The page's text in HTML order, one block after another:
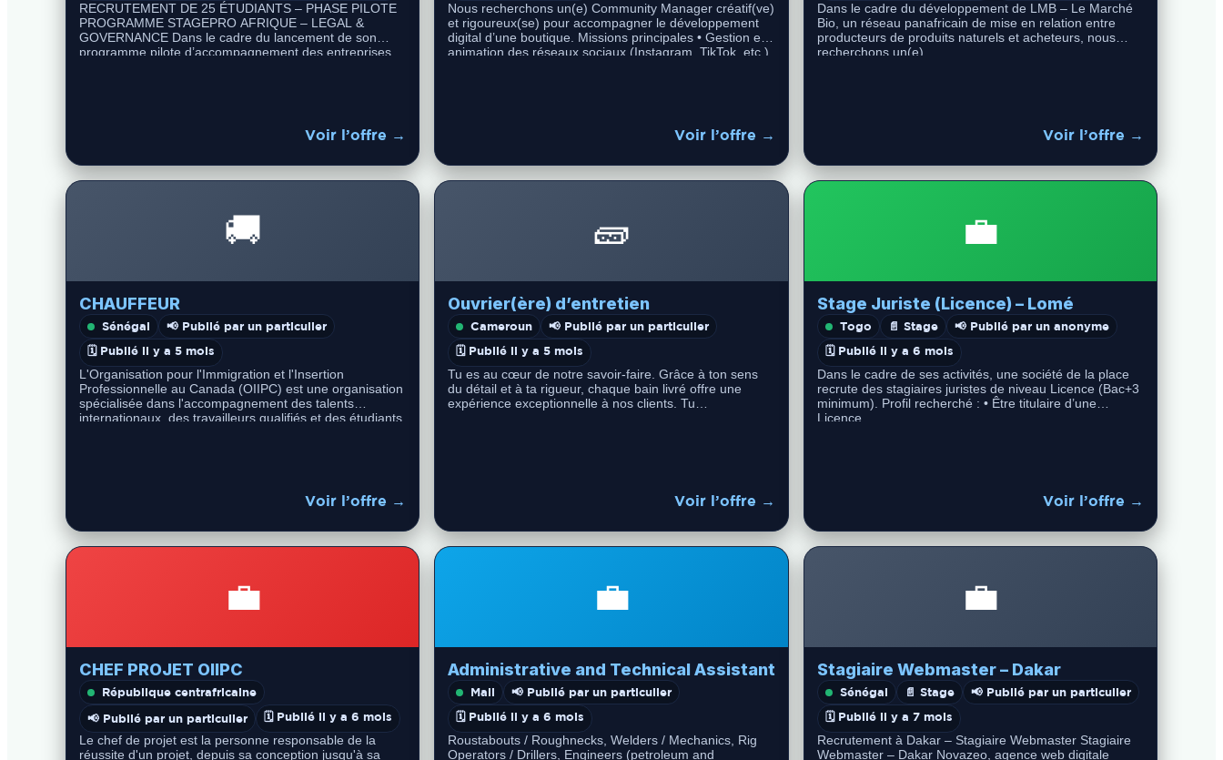
RECRUTEMENT DE 25 ÉTUDIANTS – PHASE PILOTE
PROGRAMME STAGEPRO AFRIQUE – LEGAL &
GOVERNANCE Dans le cadre du lancement de son
programme pilote d’accompagnement des entreprises
Voir l’offre →
Nous recherchons un(e) Community Manager créatif(ve)
et rigoureux(se) pour accompagner le développement
digital d’une boutique. Missions principales •⁠ ⁠Gestion et
animation des réseaux sociaux (Instagram, TikTok, etc.)
Voir l’offre →
Dans le cadre du développement de LMB – Le Marché
Bio, un réseau panafricain de mise en relation entre
producteurs de produits naturels et acheteurs, nous
recherchons un(e)…
Voir l’offre →
🚚
CHAUFFEUR
Sénégal
📢 Publié par un particulier
🗓️ Publié il y a 5 mois
L'Organisation pour l'Immigration et l'Insertion
Professionnelle au Canada (OIIPC) est une organisation
spécialisée dans l'accompagnement des talents
internationaux, des travailleurs qualifiés et des étudiants
Voir l’offre →
🧱
Ouvrier(ère) d’entretien
Cameroun
📢 Publié par un particulier
🗓️ Publié il y a 5 mois
Tu es au cœur de notre savoir-faire. Grâce à ton sens
du détail et à ta rigueur, chaque bain livré offre une
expérience exceptionnelle à nos clients. Tu…
Voir l’offre →
💼
Stage Juriste (Licence) – Lomé
Togo 📄 Stage
📢 Publié par un anonyme
🗓️ Publié il y a 6 mois
Dans le cadre de ses activités, une société de la place
recrute des stagiaires juristes de niveau Licence (Bac+3
minimum). Profil recherché : • Être titulaire d’une
Licence…
Voir l’offre →
💼
CHEF PROJET OIIPC
République centrafricaine
📢 Publié par un particulier
🗓️ Publié il y a 6 mois
Le chef de projet est la personne responsable de la
réussite d'un projet, depuis sa conception jusqu'à sa
💼
Administrative and Technical Assistant
Mali
📢 Publié par un particulier
🗓️ Publié il y a 6 mois
Roustabouts / Roughnecks, Welders / Mechanics, Rig
Operators / Drillers, Engineers (petroleum and
💼
Stagiaire Webmaster – Dakar
Sénégal 📄 Stage
📢 Publié par un particulier
🗓️ Publié il y a 7 mois
Recrutement à Dakar – Stagiaire Webmaster Stagiaire
Webmaster – Dakar Novazeo, agence web digitale